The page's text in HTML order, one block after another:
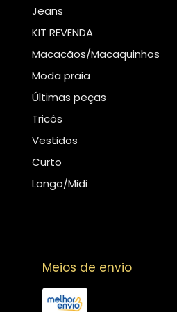
Jeans
KIT REVENDA
Macacãos/Macaquinhos
Moda praia
Últimas peças
Tricôs
Vestidos
Curto
Longo/Midi
Meios de envio